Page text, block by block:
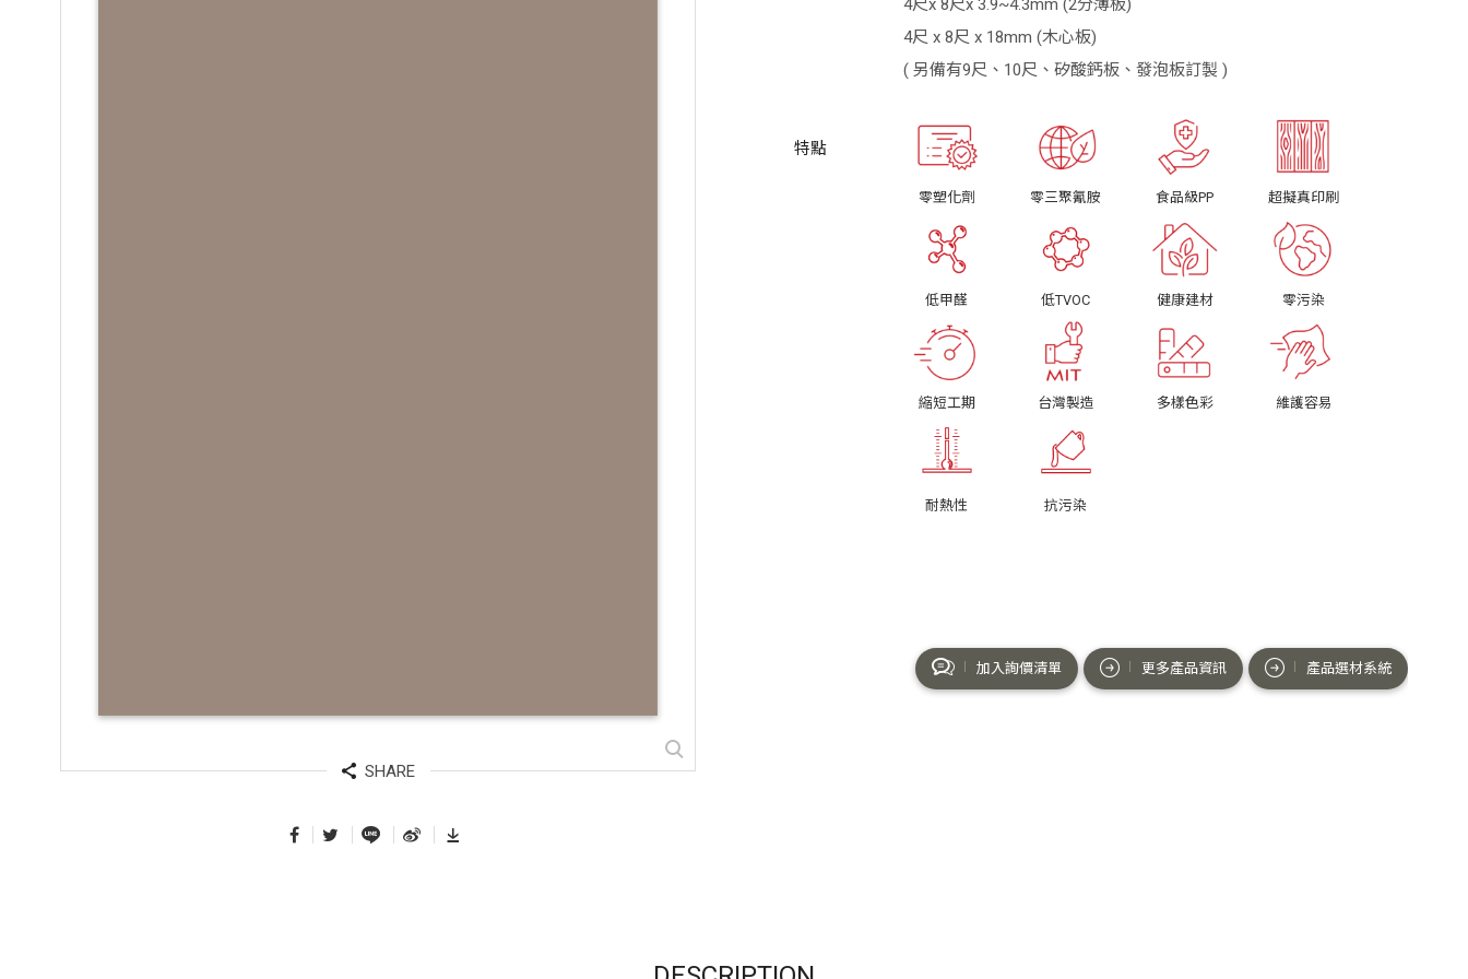
SHARE
4尺x 8尺x 3.9~4.3mm (2分薄板)
4尺 x 8尺 x 18mm (木心板)
( 另備有9尺、10尺、矽酸鈣板、發泡板訂製 )
零塑化劑 零三聚氰胺 食品級PP 超擬真印刷
低甲醛 低TVOC 健康建材 零污染
縮短工期 台灣製造 多樣色彩 維護容易
耐熱性 抗污染
產品選材系統
更多產品資訊
加入詢價清單